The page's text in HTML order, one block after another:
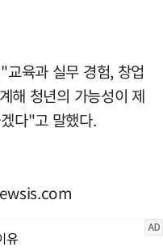
육과 실무 경험, 창업
해 청년의 가능성이 제
다"고 말했다.